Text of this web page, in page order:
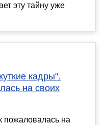
эту тайну уже
кадры".
на своих
пожаловалась на